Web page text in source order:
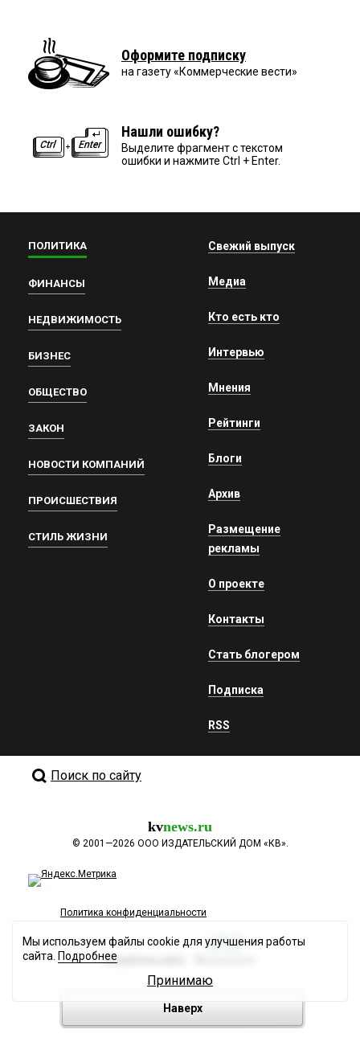
Оформите подписку
на газету «Коммерческие вести»
Нашли ошибку?
Выделите фрагмент с текстом
ошибки и нажмите Ctrl + Enter.
ПОЛИТИКА
ФИНАНСЫ
НЕДВИЖИМОСТЬ
БИЗНЕС
ОБЩЕСТВО
ЗАКОН
НОВОСТИ КОМПАНИЙ
ПРОИСШЕСТВИЯ
СТИЛЬ ЖИЗНИ
Свежий выпуск
Медиа
Кто есть кто
Интервью
Мнения
Рейтинги
Блоги
Архив
Размещение
рекламы
О проекте
Контакты
Стать блогером
Подписка
RSS
Поиск по сайту
kvnews.ru
© 2001—2026 ООО ИЗДАТЕЛЬСКИЙ ДОМ «КВ».
Политика конфиденциальности
Разработка сайта
Наверх
Мы используем файлы cookie для улучшения работы
сайта. Подробнее
Принимаю